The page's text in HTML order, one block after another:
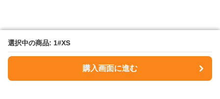
選択中の商品: 1#XS
購入画面に進む
選択中の商品: 1#XS
購入画面に進む